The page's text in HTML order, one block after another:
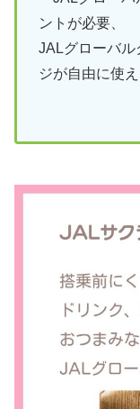
ントが必要、
JALグローバル
ジが自由に使え